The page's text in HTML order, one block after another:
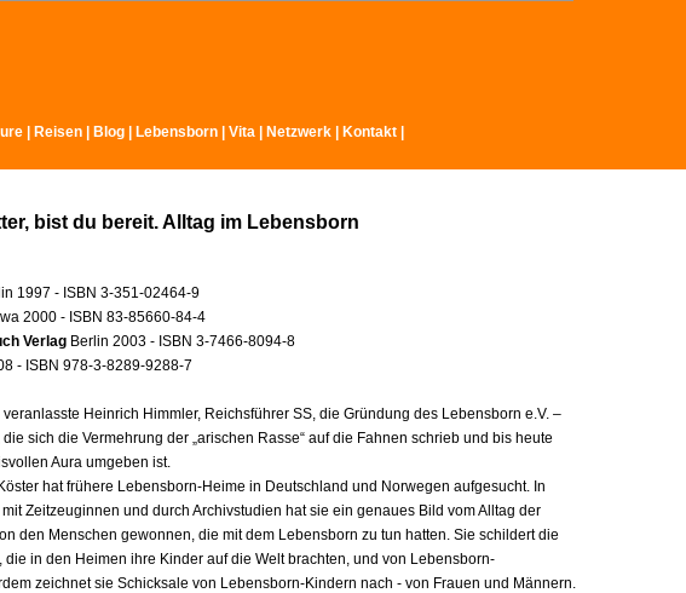
Reisen Blog Lebensborn Vita Netzwerk Kontakt
bist du bereit. Alltag im Lebensborn
1997 - ISBN 3-351-02464-9
2000 - ISBN 83-85660-84-4
Verlag Berlin 2003 - ISBN 3-7466-8094-8
- ISBN 978-3-8289-9288-7
veranlasste Heinrich Himmler, Reichsführer SS, die Gründung des Lebensborn e.V. –
sich die Vermehrung der „arischen Rasse“ auf die Fahnen schrieb und bis heute
Aura umgeben ist.
hat frühere Lebensborn-Heime in Deutschland und Norwegen aufgesucht. In
Zeitzeuginnen und durch Archivstudien hat sie ein genaues Bild vom Alltag der
den Menschen gewonnen, die mit dem Lebensborn zu tun hatten. Sie schildert die
die in den Heimen ihre Kinder auf die Welt brachten, und von Lebensborn-
zeichnet sie Schicksale von Lebensborn-Kindern nach - von Frauen und Männern.